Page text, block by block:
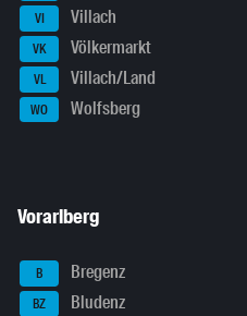
VI Villach
VK Völkermarkt
VL Villach/Land
WO Wolfsberg
Vorarlberg
B Bregenz
BZ Bludenz